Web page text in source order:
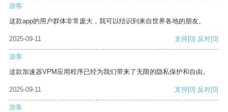
游客
这款app的用户群体非常庞大，我可以结识到来自世界各地的朋友。
2025-09-11 支持[0] 反对[0]
游客
这款加速器VPM应用程序已经为我们带来了无限的隐私保护和自由。
2025-09-11 支持[0] 反对[0]
游客